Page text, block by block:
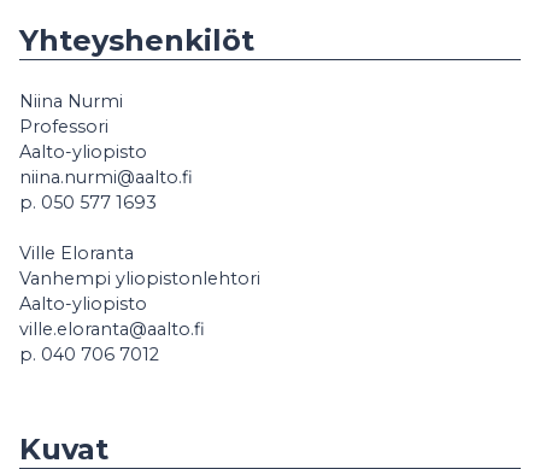
Yhteyshenkilöt
Niina Nurmi
Professori
Aalto-yliopisto
niina.nurmi@aalto.fi
p. 050 577 1693
Ville Eloranta
Vanhempi yliopistonlehtori
Aalto-yliopisto
ville.eloranta@aalto.fi
p. 040 706 7012
Kuvat